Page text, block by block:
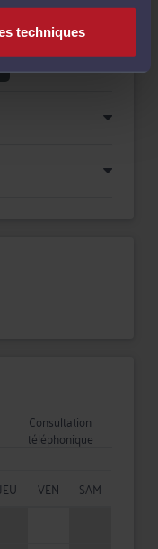
techniques
Consultation
téléphonique
JEU VEN
SAM